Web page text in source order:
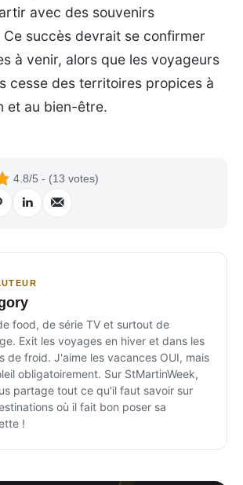
avec des souvenirs
Ce succès devrait se confirmer
à venir, alors que les voyageurs
cesse des territoires propices à
et au bien-être.
4.8/5 - (13 votes)
food, de série TV et surtout de
Exit les voyages en hiver et dans les
de froid. J'aime les vacances OUI, mais
obligatoirement. Sur StMartinWeek,
partage tout ce qu'il faut savoir sur
où il fait bon poser sa
!